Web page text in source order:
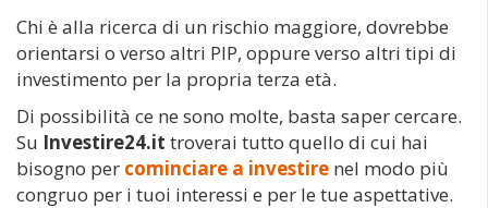
Chi è alla ricerca di un rischio maggiore, dovrebbe
orientarsi o verso altri PIP, oppure verso altri tipi di
investimento per la propria terza età.
Di possibilità ce ne sono molte, basta saper cercare.
Su Investire24.it troverai tutto quello di cui hai
bisogno per cominciare a investire nel modo più
congruo per i tuoi interessi e per le tue aspettative.